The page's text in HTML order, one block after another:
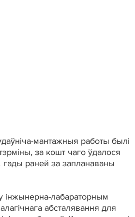
мантажныя работы былі
за кошт чаго ўдалося
раней за запланаваны
інжынерна-лабараторным
абсталявання для